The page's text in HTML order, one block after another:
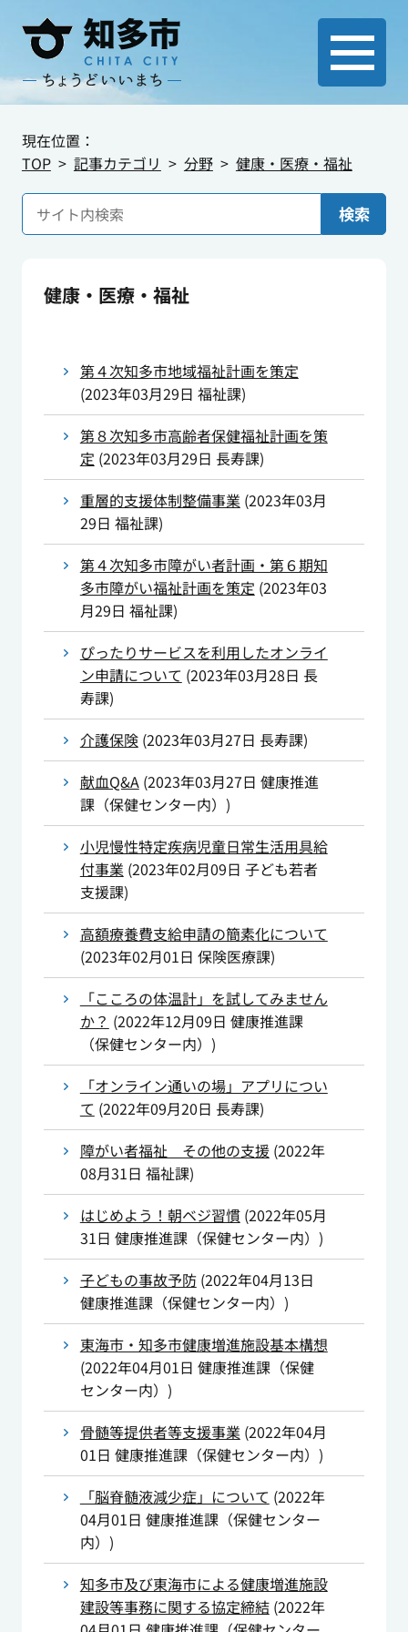
現在位置：
TOP
記事カテゴリ 分野 健康・医療・福祉
検索
健康・医療・福祉
第４次知多市地域福祉計画を策定
(2023年03月29日 福祉課)
第８次知多市高齢者保健福祉計画を策
定 (2023年03月29日 長寿課)
重層的支援体制整備事業 (2023年03月
29日 福祉課)
第４次知多市障がい者計画・第６期知
多市障がい福祉計画を策定 (2023年03
月29日 福祉課)
ぴったりサービスを利用したオンライ
ン申請について (2023年03月28日 長
寿課)
介護保険(2023年03月27日 長寿課)
献血Q&A(2023年03月27日 健康推進
課（保健センター内） )
小児慢性特定疾病児童日常生活用具給
付事業 (2023年02月09日 子ども若者
支援課)
高額療養費支給申請の簡素化について
(2023年02月01日 保険医療課)
「こころの体温計」を試してみません
か？ (2022年12月09日 健康推進課
（保健センター内） )
「オンライン通いの場」アプリについ
て (2022年09月20日 長寿課)
障がい者福祉 その他の支援(2022年
08月31日 福祉課)
はじめよう！朝ベジ習慣(2022年05月
31日 健康推進課（保健センター内） )
子どもの事故予防(2022年04月13日
健康推進課（保健センター内） )
東海市・知多市健康増進施設基本構想
(2022年04月01日 健康推進課（保健
センター内） )
骨髄等提供者等支援事業 (2022年04月
01日 健康推進課（保健センター内） )
「脳脊髄液減少症」について (2022年
04月01日 健康推進課（保健センター
内） )
知多市及び東海市による健康増進施設
建設等事務に関する協定締結(2022年